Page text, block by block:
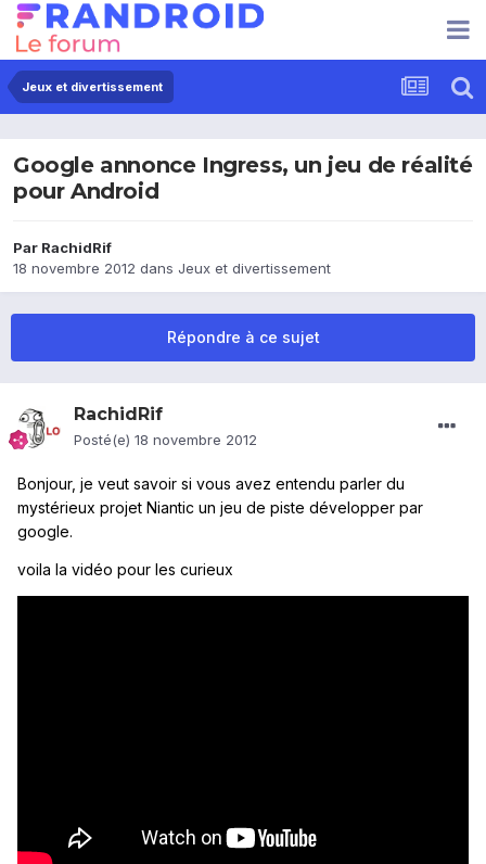
Jeux et divertissement
Google annonce Ingress, un jeu de réalité
pour Android
Par RachidRif
18 novembre 2012 dans Jeux et divertissement
Répondre à ce sujet
RachidRif
Posté(e) 18 novembre 2012
Bonjour, je veut savoir si vous avez entendu parler du
mystérieux projet Niantic un jeu de piste développer par
google.
voila la vidéo pour les curieux